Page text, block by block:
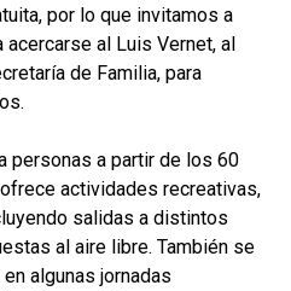
por lo que invitamos a
al Luis Vernet, al
de Familia, para
personas a partir de los 60
actividades recreativas,
salidas a distintos
al aire libre. También se
algunas jornadas